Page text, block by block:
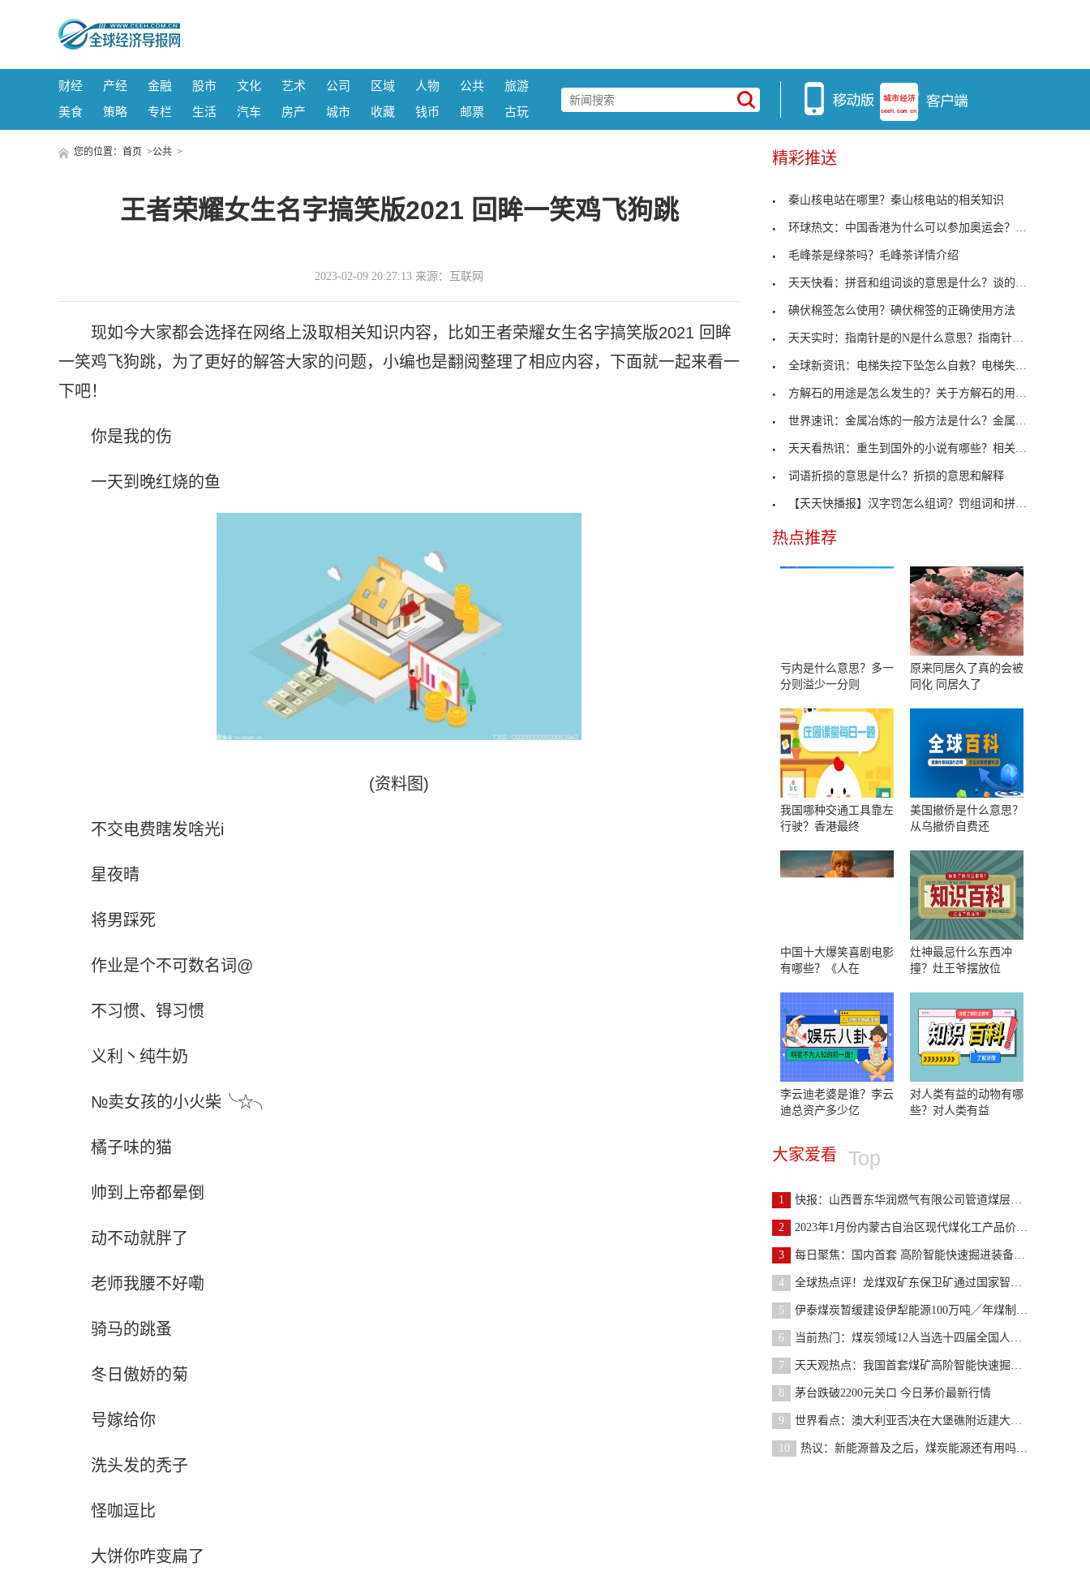
财经 产经 金融 股市 文化 艺术 公司 区域 人物 公共
旅游
美食
策略 专栏 生活 汽车 房产 城市 收藏 钱币 邮票 古玩
您的位置： 首页 >公共 >
王者荣耀女生名字搞笑版2021 回眸一笑鸡飞狗跳
2023-02-09 20:27:13 来源：互联网
现如今大家都会选择在网络上汲取相关知识内容，比如王者荣耀女生名字搞笑版2021 回眸
一笑鸡飞狗跳，为了更好的解答大家的问题，小编也是翻阅整理了相应内容，下面就一起来看一
下吧！
你是我的伤
一天到晚红烧的鱼
(资料图)
不交电费瞎发啥光i
星夜晴
将男踩死
作业是个不可数名词@
不习惯、锝习惯
义利丶纯牛奶
№卖女孩的小火柴╰☆╮
橘子味的猫
帅到上帝都晕倒
动不动就胖了
老师我腰不好嘞
骑马的跳蚤
冬日傲娇的菊
号嫁给你
洗头发的秃子
怪咖逗比
大饼你咋变扁了
精彩推送
秦山核电站在哪里？秦山核电站的相关知识
环球热文：中国香港为什么可以参加奥运会？其原因介
毛峰茶是绿茶吗？毛峰茶详情介绍
天天快看：拼音和组词谈的意思是什么？谈的拼音和组
碘伏棉签怎么使用？碘伏棉签的正确使用方法
天天实时：指南针是的N是什么意思？指南针是只指南
全球新资讯：电梯失控下坠怎么自救？电梯失控下坠正
方解石的用途是怎么发生的？关于方解石的用途介绍
世界速讯：金属冶炼的一般方法是什么？金属怎么冶炼
天天看热讯：重生到国外的小说有哪些？相关内容推荐
词语折损的意思是什么？折损的意思和解释
【天天快播报】汉字罚怎么组词？罚组词和拼音介绍
热点推荐
亏内是什么意思？多一
分则溢少一分则
原来同居久了真的会被
同化 同居久了
我国哪种交通工具靠左
行驶？香港最终
美国撤侨是什么意思？
从乌撤侨自费还
中国十大爆笑喜剧电影
有哪些？《人在
灶神最忌什么东西冲
撞？灶王爷摆放位
李云迪老婆是谁？李云
迪总资产多少亿
对人类有益的动物有哪
些？对人类有益
大家爱看 Top
1 快报：山西晋东华润燃气有限公司管道煤层气配气价格
2 2023年1月份内蒙古自治区现代煤化工产品价格以降为主
3 每日聚焦：国内首套 高阶智能快速掘进装备投用
4 全球热点评！龙煤双矿东保卫矿通过国家智能化示范煤
5 伊泰煤炭暂缓建设伊犁能源100万吨╱年煤制油示范项目
6 当前热门：煤炭领域12人当选十四届全国人大代表、政
7 天天观热点：我国首套煤矿高阶智能快速掘进系统成功
8 茅台跌破2200元关口 今日茅价最新行情
9 世界看点：澳大利亚否决在大堡礁附近建大型煤矿的计
10 热议：新能源普及之后，煤炭能源还有用吗？我国煤炭